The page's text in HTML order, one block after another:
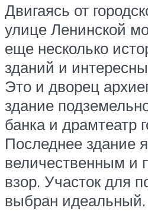
Двигаясь от
улице Ленинской
еще несколько
зданий и
Это и дворец
здание
банка и драмтеатр
Последнее здание
величественным
взор. Участок для
выбран идеальный.